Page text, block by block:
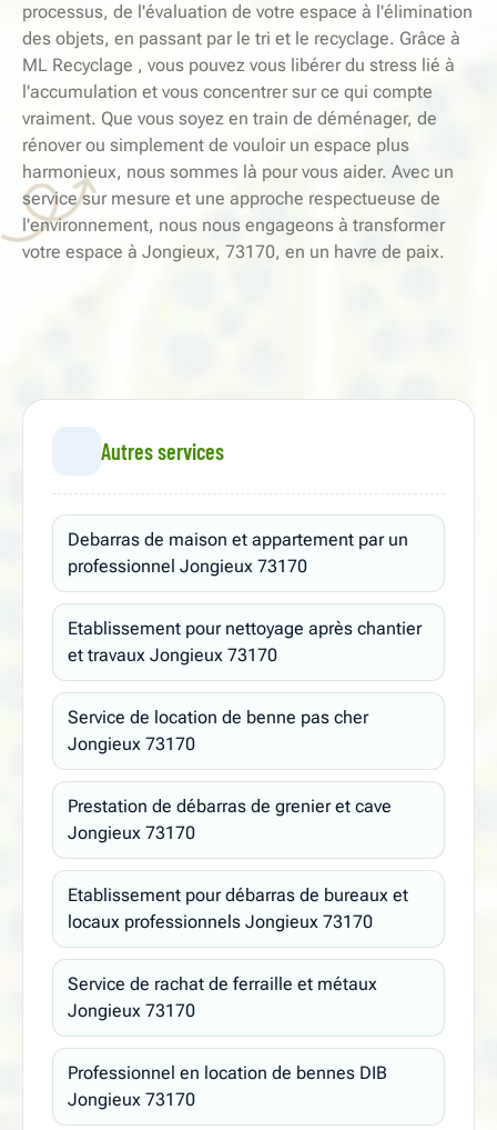
processus, de l'évaluation de votre espace à l'élimination
des objets, en passant par le tri et le recyclage. Grâce à
ML Recyclage , vous pouvez vous libérer du stress lié à
l'accumulation et vous concentrer sur ce qui compte
vraiment. Que vous soyez en train de déménager, de
rénover ou simplement de vouloir un espace plus
harmonieux, nous sommes là pour vous aider. Avec un
service sur mesure et une approche respectueuse de
l'environnement, nous nous engageons à transformer
votre espace à Jongieux, 73170, en un havre de paix.
Autres services
Debarras de maison et appartement par un
professionnel Jongieux 73170
Etablissement pour nettoyage après chantier
et travaux Jongieux 73170
Service de location de benne pas cher
Jongieux 73170
Prestation de débarras de grenier et cave
Jongieux 73170
Etablissement pour débarras de bureaux et
locaux professionnels Jongieux 73170
Service de rachat de ferraille et métaux
Jongieux 73170
Professionnel en location de bennes DIB
Jongieux 73170